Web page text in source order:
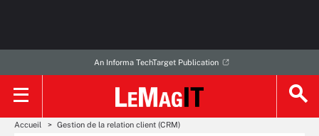
An Informa TechTarget Publication
Accueil Gestion de la relation client (CRM)